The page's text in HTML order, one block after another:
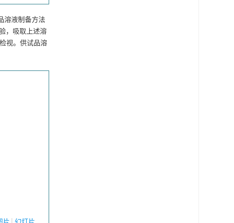
溶液制备方法
，吸取上述溶
视。供试品溶